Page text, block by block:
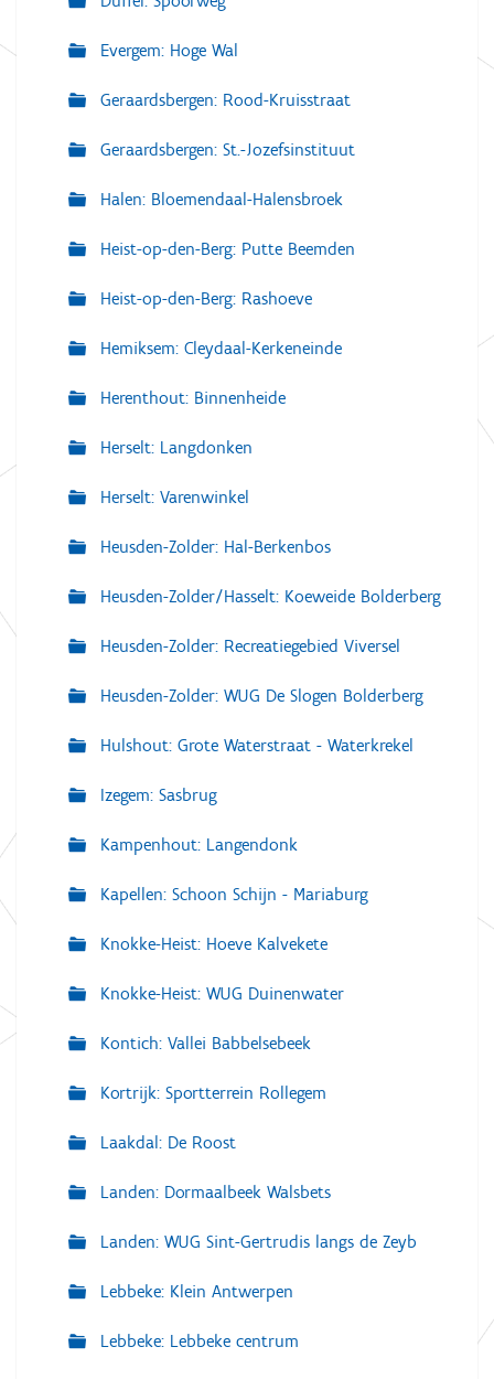
Evergem: Hoge Wal
Geraardsbergen: Rood-Kruisstraat
Geraardsbergen: St.-Jozefsinstituut
Halen: Bloemendaal-Halensbroek
Heist-op-den-Berg: Putte Beemden
Heist-op-den-Berg: Rashoeve
Hemiksem: Cleydaal-Kerkeneinde
Herenthout: Binnenheide
Herselt: Langdonken
Herselt: Varenwinkel
Heusden-Zolder: Hal-Berkenbos
Heusden-Zolder/Hasselt: Koeweide Bolderberg
Heusden-Zolder: Recreatiegebied Viversel
Heusden-Zolder: WUG De Slogen Bolderberg
Hulshout: Grote Waterstraat - Waterkrekel
Izegem: Sasbrug
Kampenhout: Langendonk
Kapellen: Schoon Schijn - Mariaburg
Knokke-Heist: Hoeve Kalvekete
Knokke-Heist: WUG Duinenwater
Kontich: Vallei Babbelsebeek
Kortrijk: Sportterrein Rollegem
Laakdal: De Roost
Landen: Dormaalbeek Walsbets
Landen: WUG Sint-Gertrudis langs de Zeyb
Lebbeke: Klein Antwerpen
Lebbeke: Lebbeke centrum